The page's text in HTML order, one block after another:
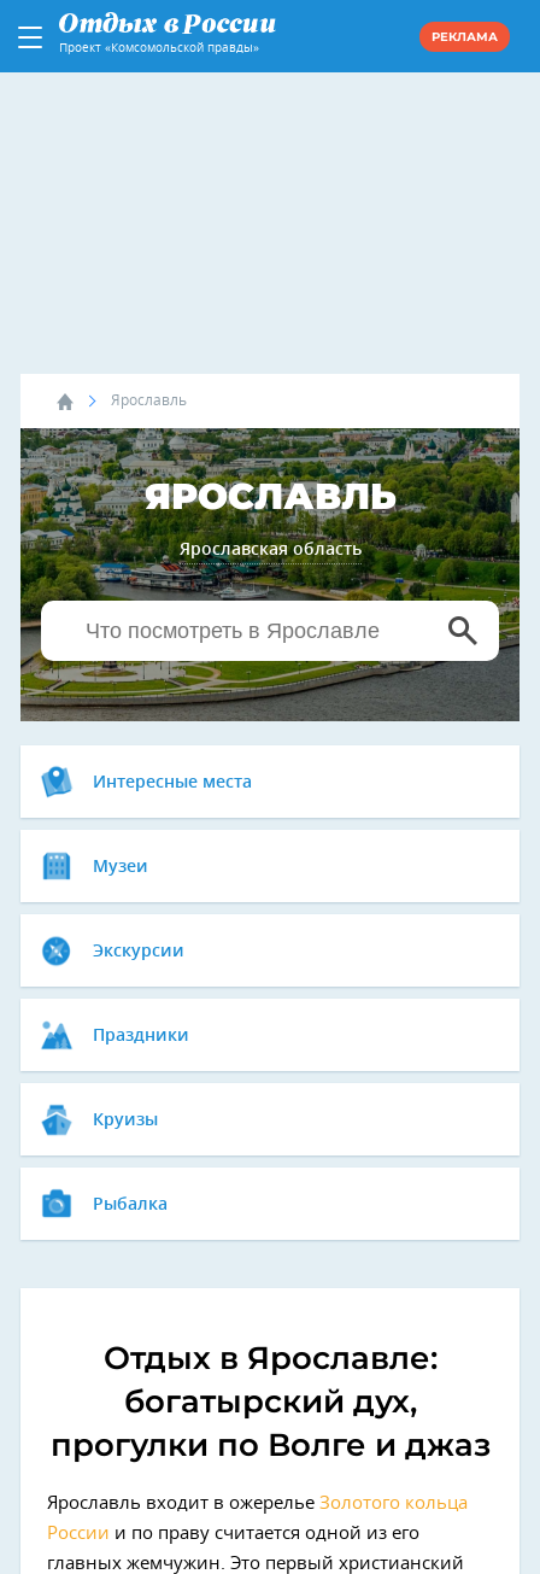
Проект «Комсомольской правды»
РЕКЛАМА
Ярославль
ЯРОСЛАВЛЬ
Ярославская область
Интересные места
Музеи
Экскурсии
Праздники
Круизы
Рыбалка
Отдых в Ярославле:
богатырский дух,
прогулки по Волге и джаз
Ярославль входит в ожерелье Золотого кольца
России и по праву считается одной из его
главных жемчужин. Это первый христианский